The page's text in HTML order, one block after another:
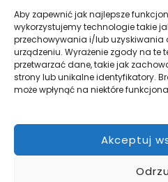
Aby zapewnić jak najlepsze
wykorzystujemy technologie takie
przechowywania i/lub
urządzeniu. Wyrażenie zgody na
przetwarzać dane, takie jak
strony lub unikalne identyfikatory.
może wpłynąć na niektóre
Akceptuj
Blog
Kontakt
Galeria
Regulamin
Polityka prywatności
DOBRE OGRODZENIA